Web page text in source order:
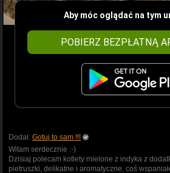
Aby móc oglądać na tym
POBIERZ BEZPŁATNĄ
Dodał: Gotuj to sam !!!
Witam serdecznie :-)
Dzisiaj polecam kotlety mielone z indyka z
pietruszki, delikatne i aromatyczne, coś